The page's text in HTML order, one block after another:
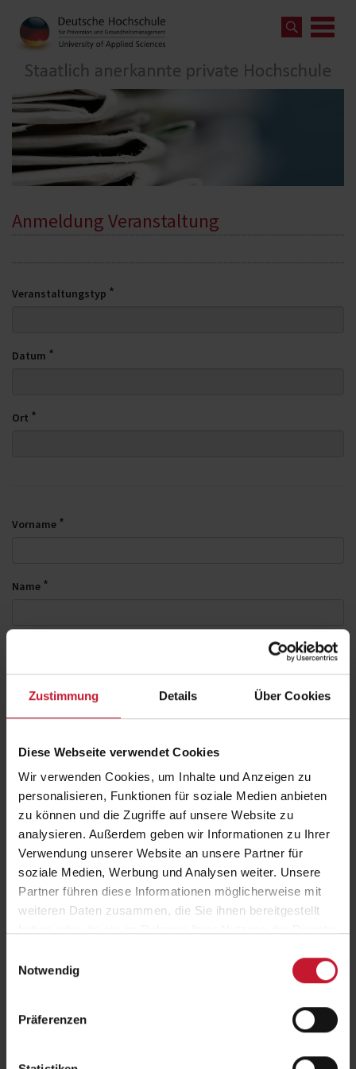
Zustimmung Details Über Cookies
Diese Webseite verwendet Cookies
Wir verwenden Cookies, um Inhalte und Anzeigen zu
personalisieren, Funktionen für soziale Medien anbieten
zu können und die Zugriffe auf unsere Website zu
analysieren. Außerdem geben wir Informationen zu Ihrer
Verwendung unserer Website an unsere Partner für
soziale Medien, Werbung und Analysen weiter. Unsere
Partner führen diese Informationen möglicherweise mit
weiteren Daten zusammen, die Sie ihnen bereitgestellt
Notwendig
Präferenzen
Anmeldung Veranstaltung
Veranstaltungstyp *
Datum *
Ort *
Vorname *
Name *
*
Anmerkungen
Anzahl der Personen*
Hiermit willige ich ein, dass meine Telefonnummer verarbeitet wird, damit
mich die Deutsche Hochschule für Prävention und Gesundheitsmanagement